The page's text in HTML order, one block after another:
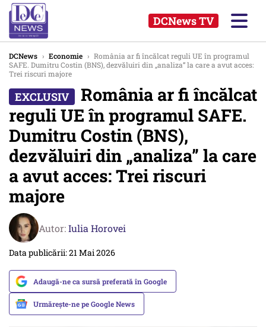
DCNews TV
DCNews › Economie › România ar fi încălcat reguli UE în programul
SAFE. Dumitru Costin (BNS), dezvăluiri din „analiza” la care a avut acces:
Trei riscuri majore
România ar fi încălcat
reguli UE în programul SAFE.
Dumitru Costin (BNS),
dezvăluiri din „analiza” la care
a avut acces: Trei riscuri
majore
Autor:Iulia Horovei
Data publicării: 21 Mai 2026
Adaugă-ne ca sursă preferată în Google
Urmărește-ne pe Google News